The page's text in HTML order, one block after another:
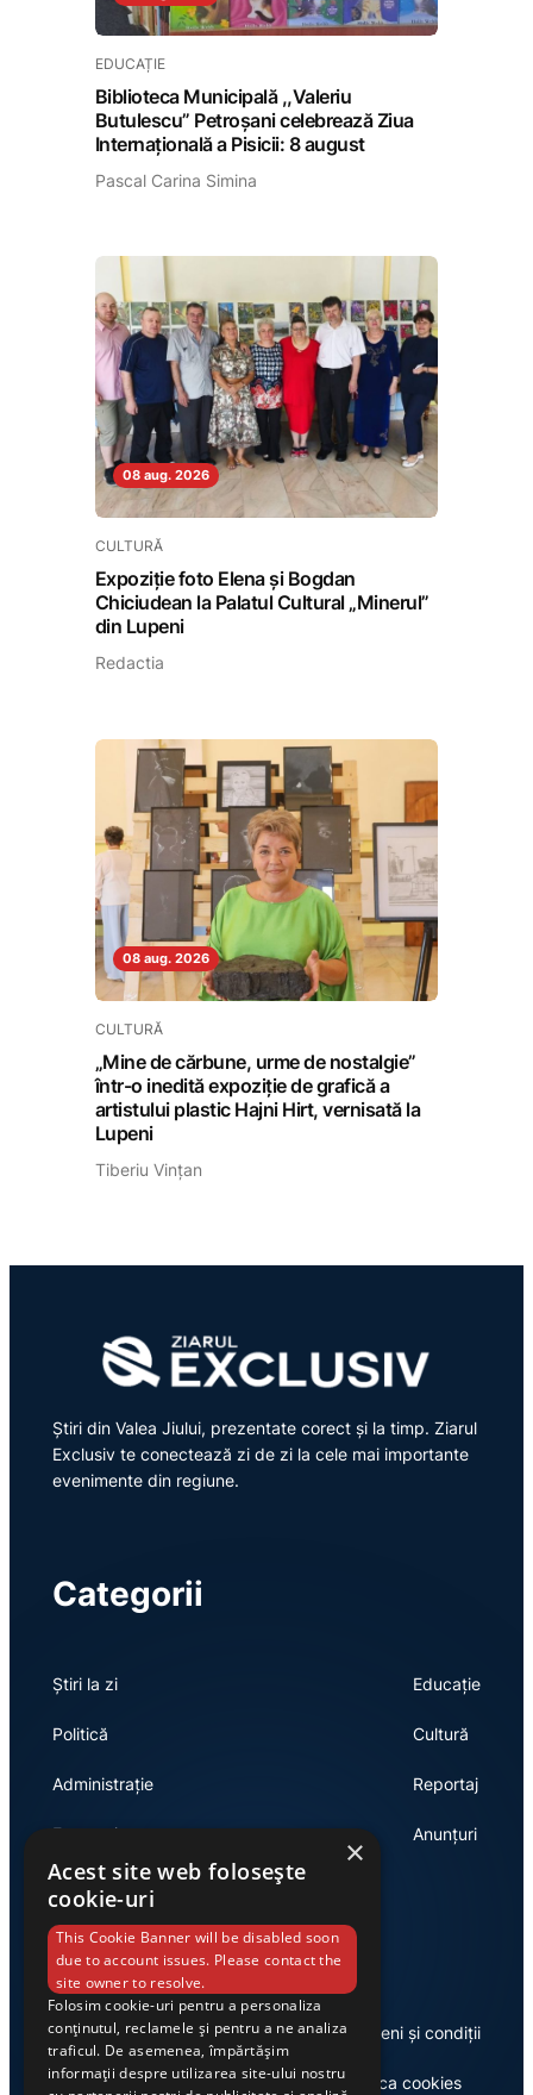
EDUCAȚIE
Biblioteca Municipală ,,Valeriu
Butulescu” Petroșani celebrează Ziua
Internațională a Pisicii: 8 august
Pascal Carina Simina
08 aug. 2026
CULTURĂ
Expoziție foto Elena și Bogdan
Chiciudean la Palatul Cultural „Minerul”
din Lupeni
Redactia
08 aug. 2026
CULTURĂ
„Mine de cărbune, urme de nostalgie”
într-o inedită expoziție de grafică a
artistului plastic Hajni Hirt, vernisată la
Lupeni
Tiberiu Vințan
Știri din Valea Jiului, prezentate corect și la timp. Ziarul
Exclusiv te conectează zi de zi la cele mai importante
evenimente din regiune.
Categorii
Știri la zi
Politică
Administrație
Economie
Educație
Cultură
Reportaj
Anunțuri
Link-uri utile
Despre noi
Casa de editură Exclusiv
Termeni și condiții
Politica cookies
×
Acest site web folosește
cookie-uri
This Cookie Banner will be disabled soon
due to account issues. Please contact the
site owner to resolve.
Folosim cookie-uri pentru a personaliza
conținutul, reclamele și pentru a ne analiza
traficul. De asemenea, împărtășim
informații despre utilizarea site-ului nostru